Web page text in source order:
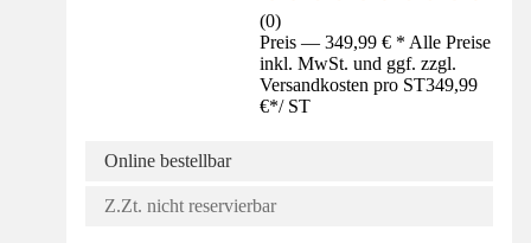
(0)
Preis — 349,99 € * Alle Preise
inkl. MwSt. und ggf. zzgl.
Versandkosten pro ST349,99
€*/ ST
Online bestellbar
Z.Zt. nicht reservierbar